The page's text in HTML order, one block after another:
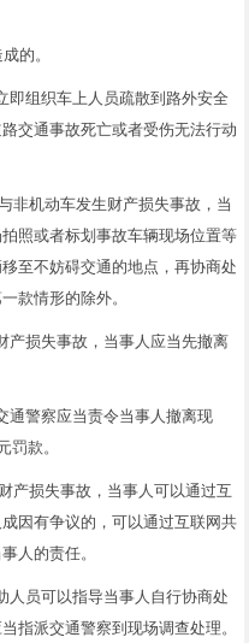
的。
即组织车上人员疏散到路外安全
交通事故死亡或者受伤无法行动
非机动车发生财产损失事故，当
照或者标划事故车辆现场位置等
至不妨碍交通的地点，再协商处
款情形的除外。
产损失事故，当事人应当先撤离
通警察应当责令当事人撤离现
罚款。
产损失事故，当事人可以通过互
因有争议的，可以通过互联网共
人的责任。
人员可以指导当事人自行协商处
指派交通警察到现场调查处理。